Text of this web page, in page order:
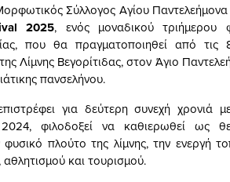
Σύλλογος Αγίου
2025, ενός μοναδικού τριήμερου
που θα πραγματοποιηθεί από
Λίμνης Βεγορίτιδας, στον Άγιο
πανσελήνου.
για δεύτερη συνεχή χρονιά
φιλοδοξεί να καθιερωθεί ως
πλούτο της λίμνης, την ενεργή
και τουρισμού.